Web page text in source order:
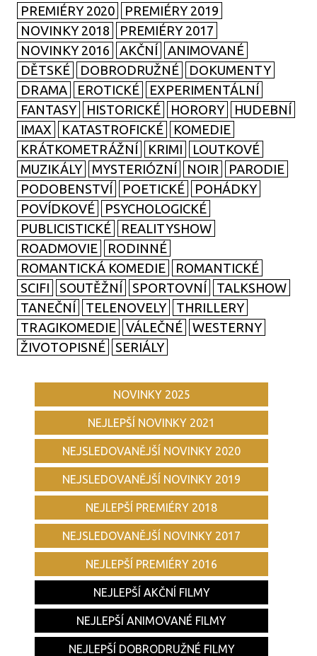
PREMIÉRY 2020
PREMIÉRY 2019
NOVINKY 2018
PREMIÉRY 2017
NOVINKY 2016
AKČNÍ
ANIMOVANÉ
DĚTSKÉ
DOBRODRUŽNÉ
DOKUMENTY
DRAMA
EROTICKÉ
EXPERIMENTÁLNÍ
FANTASY
HISTORICKÉ HORORY
HUDEBNÍ
IMAX
KATASTROFICKÉ
KOMEDIE
KRÁTKOMETRÁŽNÍ
KRIMI
LOUTKOVÉ
MUZIKÁLY
MYSTERIÓZNÍ NOIR
PARODIE
PODOBENSTVÍ
POETICKÉ
POHÁDKY
POVÍDKOVÉ
PSYCHOLOGICKÉ
PUBLICISTICKÉ
REALITYSHOW
ROADMOVIE
RODINNÉ
ROMANTICKÁ KOMEDIE
ROMANTICKÉ
SCIFI
SOUTĚŽNÍ SPORTOVNÍ
TALKSHOW
TANEČNÍ
TELENOVELY
THRILLERY
TRAGIKOMEDIE
VÁLEČNÉ
WESTERNY
ŽIVOTOPISNÉ
SERIÁLY
NOVINKY 2025
NEJLEPŠÍ NOVINKY 2021
NEJSLEDOVANĚJŠÍ NOVINKY 2020
NEJSLEDOVANĚJŠÍ NOVINKY 2019
NEJLEPŠÍ PREMIÉRY 2018
NEJSLEDOVANĚJŠÍ NOVINKY 2017
NEJLEPŠÍ PREMIÉRY 2016
NEJLEPŠÍ AKČNÍ FILMY
NEJLEPŠÍ ANIMOVANÉ FILMY
NEJLEPŠÍ DOBRODRUŽNÉ FILMY